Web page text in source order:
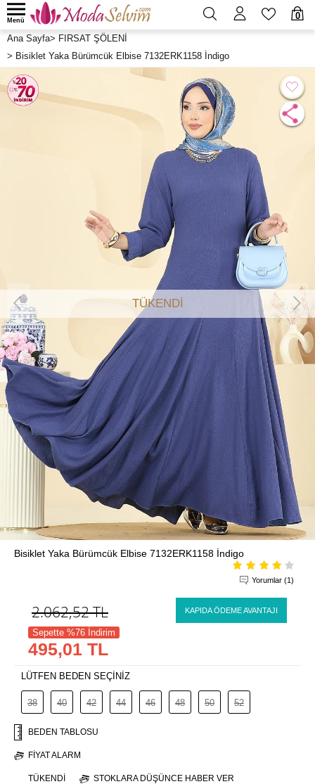
0
Menü
Ana Sayfa> FIRSAT ŞÖLENİ
> Bisiklet Yaka Bürümcük Elbise 7132ERK1158 İndigo
TÜKENDİ
Bisiklet Yaka Bürümcük Elbise 7132ERK1158 İndigo
Yorumlar (1)
2.062,52TL KAPIDA ÖDEME AVANTAJI
Sepette %76 İndirim
495,01 TL
LÜTFEN BEDEN SEÇİNİZ
38 40 42 44 46 48 50 52
BEDEN TABLOSU
FIYAT ALARM
TÜKENDI STOKLARA DÜŞÜNCE HABER VER